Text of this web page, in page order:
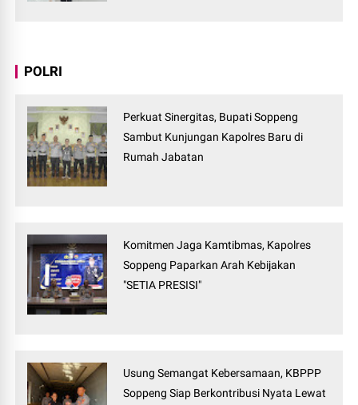
POLRI
Perkuat Sinergitas, Bupati Soppeng
Sambut Kunjungan Kapolres Baru di
Rumah Jabatan
Komitmen Jaga Kamtibmas, Kapolres
Soppeng Paparkan Arah Kebijakan
"SETIA PRESISI"
Usung Semangat Kebersamaan, KBPPP
Soppeng Siap Berkontribusi Nyata Lewat